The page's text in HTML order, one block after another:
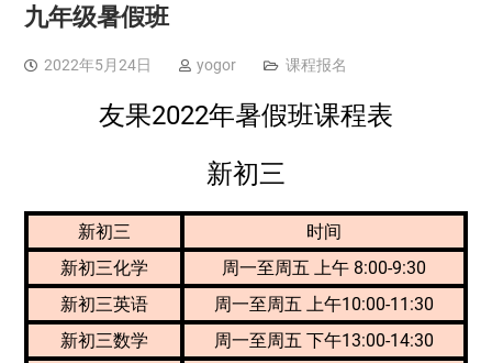
九年级暑假班
2022年5月24日 yogor 课程报名
友果2022年暑假班课程表
新初三
新初三
时间
新初三化学
周一至周五 上午 8:00-9:30
新初三英语
周一至周五 上午10:00-11:30
新初三数学
周一至周五 下午13:00-14:30